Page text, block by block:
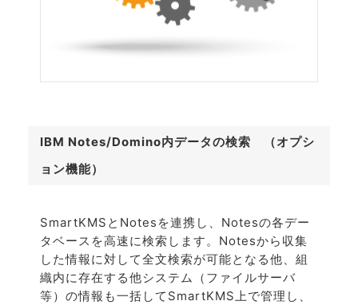
IBM Notes/Domino内データの検索 （オプシ
ョン機能）
SmartKMSとNotesを連携し、Notesの各デー
タベースを高速に検索します。Notesから収集
した情報に対して全文検索が可能となる他、組
織内に存在する他システム（ファイルサーバ
等）の情報も一括してSmartKMS上で管理し、